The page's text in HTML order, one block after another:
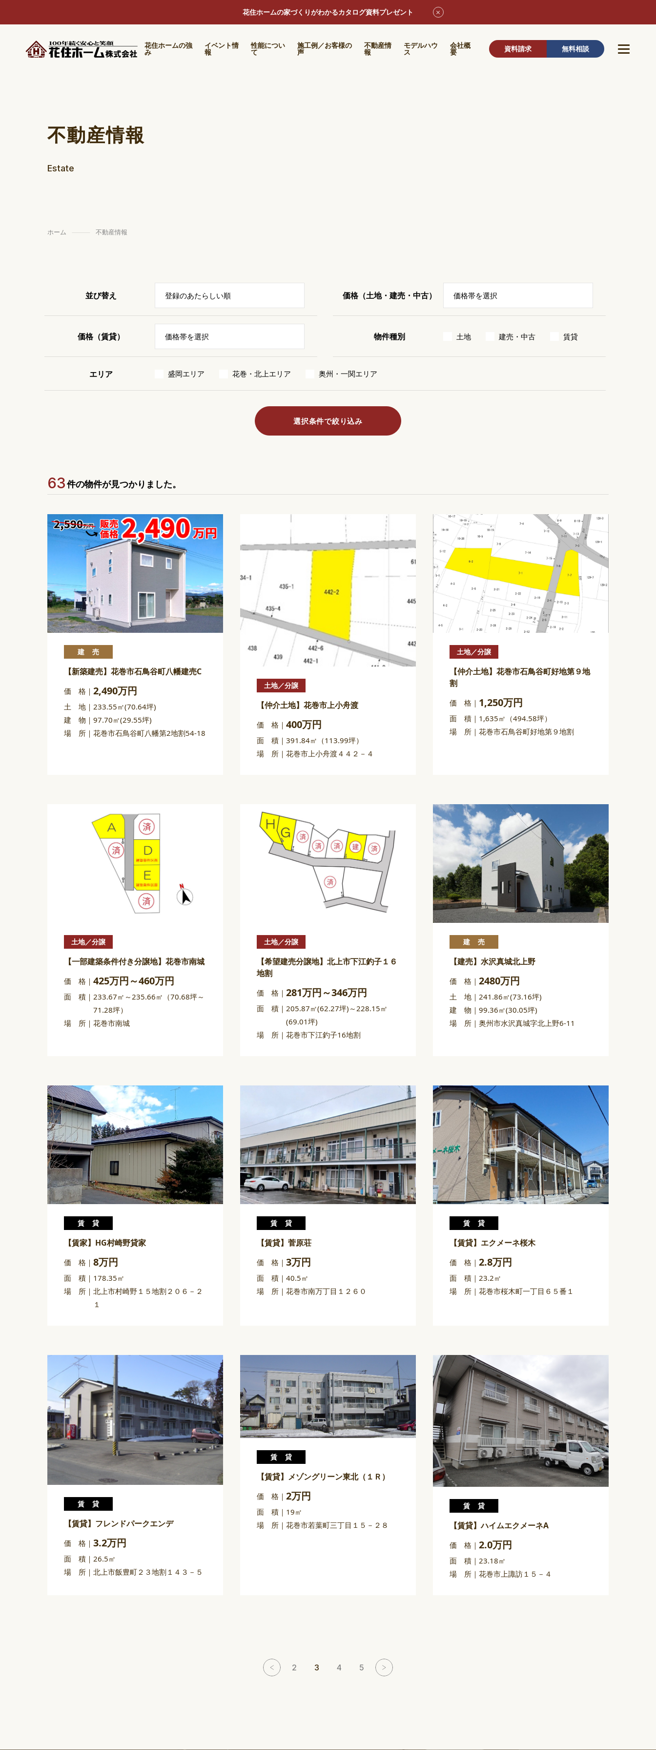
花住ホームの家づくりがわかるカタログ資料プレゼント
花住ホームの強
み
イベント情
報
性能につい
て
施工例／お客様の
声
不動産情
報
モデルハウ
ス
会社概
要 資料請求 無料相談
不動産情報
Estate
ホーム 不動産情報
並び替え 価格（土地・建売・中古）
価格（賃貸） 物件種別 土地 建売・中古 賃貸
エリア 盛岡エリア 花巻・北上エリア 奥州・一関エリア
63件の物件が見つかりました。
建売
【新築建売】花巻市石鳥谷町八幡建売C
価 格 2,490万円
土 地
233.55㎡(70.64坪)
建 物
97.70㎡(29.55坪)
場 所
花巻市石鳥谷町八幡第2地割54-18
土地／分譲
【仲介土地】花巻市上小舟渡
価 格 400万円
面 積
391.84㎡（113.99坪）
場 所
花巻市上小舟渡４４２－４
土地／分譲
【仲介土地】花巻市石鳥谷町好地第９地
割
価 格 1,250万円
面 積
1,635㎡（494.58坪）
場 所
花巻市石鳥谷町好地第９地割
土地／分譲
【一部建築条件付き分譲地】花巻市南城
価 格 425万円～460万円
面 積
233.67㎡～235.66㎡（70.68坪～
71.28坪）
場 所
花巻市南城
土地／分譲
【希望建売分譲地】北上市下江釣子１６
地割
価 格 281万円～346万円
面 積
205.87㎡(62.27坪)～228.15㎡
(69.01坪)
場 所
花巻市下江釣子16地割
建売
【建売】水沢真城北上野
価 格 2480万円
土 地
241.86㎡(73.16坪)
建 物
99.36㎡(30.05坪)
場 所
奥州市水沢真城字北上野6-11
賃貸
【賃家】HG村崎野貸家
価 格 8万円
面 積
178.35㎡
場 所
北上市村崎野１５地割２０６－２
１
賃貸
【賃貸】菅原荘
価 格 3万円
面 積
40.5㎡
場 所
花巻市南万丁目１２６０
賃貸
【賃貸】エクメーネ桜木
価 格 2.8万円
面 積
23.2㎡
場 所
花巻市桜木町一丁目６５番１
賃貸
【賃貸】フレンドパークエンデ
価 格 3.2万円
面 積
26.5㎡
場 所
北上市飯豊町２３地割１４３－５
賃貸
【賃貸】メゾングリーン東北（１Ｒ）
価 格 2万円
面 積
19㎡
場 所
花巻市若葉町三丁目１５－２８
賃貸
【賃貸】ハイムエクメーネA
価 格 2.0万円
面 積
23.18㎡
場 所
花巻市上諏訪１５－４
2 3 4 5